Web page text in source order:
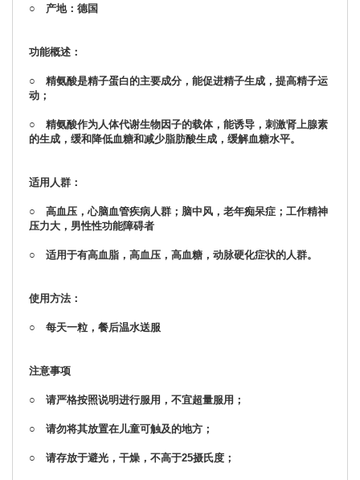
○ 产地：德国
功能概述：
○ 精氨酸是精子蛋白的主要成分，能促进精子生成，提高精子运
动；
○ 精氨酸作为人体代谢生物因子的载体，能诱导，刺激肾上腺素
的生成，缓和降低血糖和减少脂肪酸生成，缓解血糖水平。
适用人群：
○ 高血压，心脑血管疾病人群；脑中风，老年痴呆症；工作精神
压力大，男性性功能障碍者
○ 适用于有高血脂，高血压，高血糖，动脉硬化症状的人群。
使用方法：
○ 每天一粒，餐后温水送服
注意事项
○ 请严格按照说明进行服用，不宜超量服用；
○ 请勿将其放置在儿童可触及的地方；
○ 请存放于避光，干燥，不高于25摄氏度；